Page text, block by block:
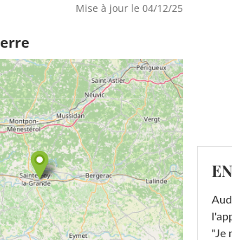
Mise à jour le 04/12/25
"Je